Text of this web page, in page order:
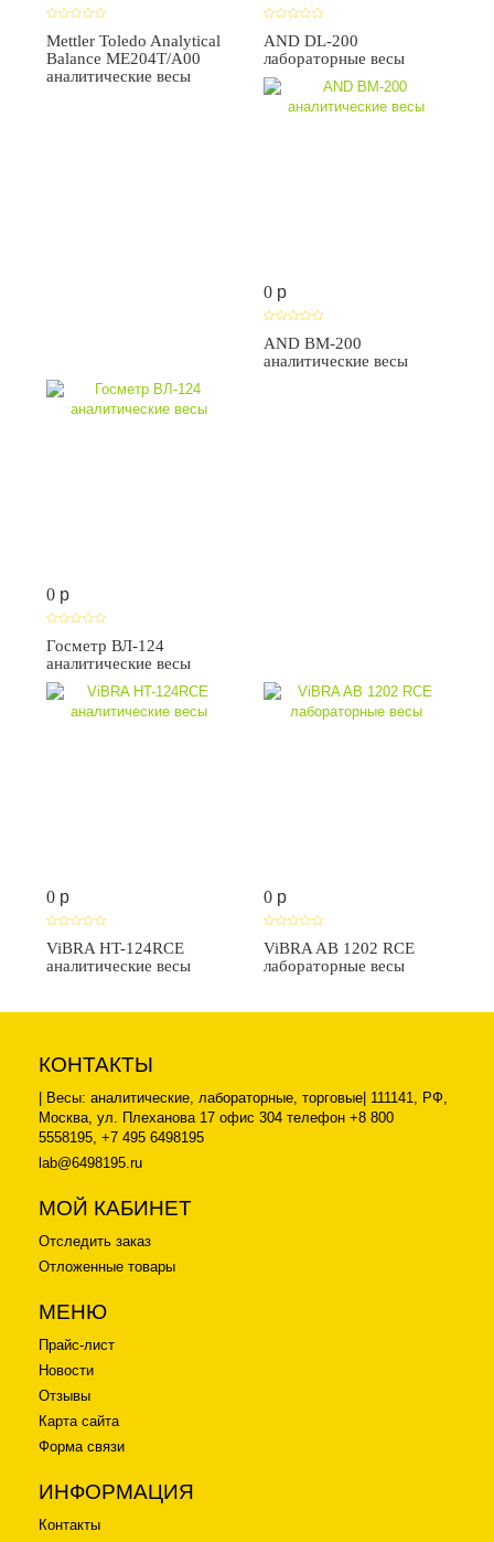
Mettler Toledo Analytical
Balance ME204T/A00
аналитические весы
AND DL-200
лабораторные весы
0 p
AND BM-200
аналитические весы
0 p
Госметр ВЛ-124
аналитические весы
0 p
ViBRA HT-124RCE
аналитические весы
0 p
ViBRA AB 1202 RCE
лабораторные весы
КОНТАКТЫ
| Весы: аналитические, лабораторные, торговые| 111141, РФ,
Москва, ул. Плеханова 17 офис 304 телефон +8 800
5558195, +7 495 6498195
lab@6498195.ru
МОЙ КАБИНЕТ
Отследить заказ
Отложенные товары
МЕНЮ
Прайс-лист
Новости
Отзывы
Карта сайта
Форма связи
ИНФОРМАЦИЯ
Контакты